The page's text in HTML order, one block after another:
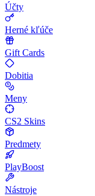
Účty
Herné kľúče
Gift Cards
Dobitia
Meny
CS2 Skins
Predmety
PlayBoost
Nástroje